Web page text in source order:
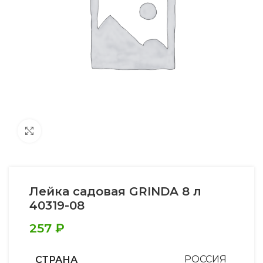
Лейка садовая GRINDA 8 л
40319-08
257 ₽
СТРАНА РОССИЯ